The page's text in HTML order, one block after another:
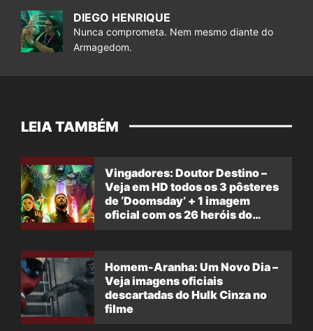
DIEGO HENRIQUE
Nunca comprometa. Nem mesmo diante do
Armagedom.
LEIA TAMBÉM
Vingadores: Doutor Destino –
Veja em HD todos os 3 pôsteres
de ‘Doomsday’ + 1 imagem
oficial com os 26 heróis do
Homem-Aranha: Um Novo Dia –
Veja imagens oficiais
descartadas do Hulk Cinza no
filme